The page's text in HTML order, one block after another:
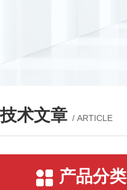
技术文章 / ARTICLE
产品分类